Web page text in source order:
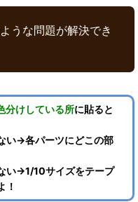
うな問題が解決でき
分けしている所に貼ると
い→各パーツにどこの部
い→1/10サイズをテープ
！